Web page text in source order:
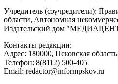
Учредитель (соучредители):
области, Автономная
Издательский дом
Контакты редакции:
Адреc: 180000, Псковская
Телефон: 8(8112) 500-405
Email: redactor@informpskov.ru